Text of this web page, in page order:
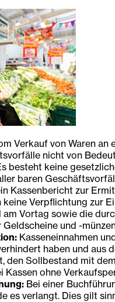
Verkauf von Waren an
nicht von
besteht keine
baren
Kassenbericht zur
Verpflichtung zur
Vortag sowie die
und -
Kasseneinnahmen
haben und aus
den Sollbestand mit
Kassen ohne
Bei einer
es verlangt. Dies gilt